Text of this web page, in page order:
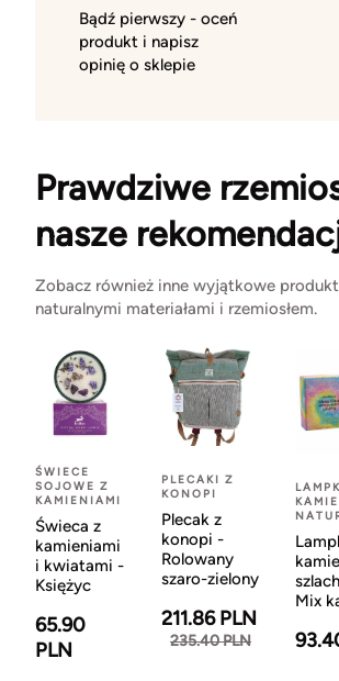
Bądź pierwszy - oceń
produkt i napisz
opinię o sklepie
Prawdziwe
nasze
Zobacz również inne wyjątkowe
naturalnymi materiałami i rzemiosłem.
ŚWIECE
SOJOWE Z
KAMIENIAMI
Świeca z
kamieniami
i kwiatami -
Księżyc
65.90
PLN
PLECAKI Z
KONOPI
Plecak z
konopi -
Rolowany
szaro-zielony
211.86 PLN
235.40 PLN
Mix